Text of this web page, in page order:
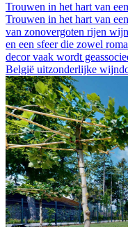
Trouwen in het hart van
Trouwen in het hart van
van zonovergoten rijen
en een sfeer die zowel
decor vaak wordt
België uitzonderlijke